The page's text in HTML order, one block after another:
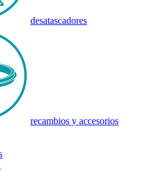
desatascadores
recambios y accesorios